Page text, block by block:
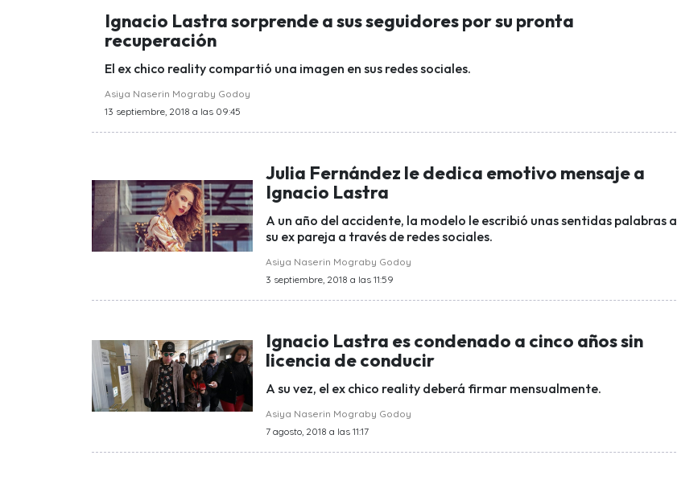
Ignacio Lastra sorprende a sus seguidores por su pronta
recuperación
El ex chico reality compartió una imagen en sus redes sociales.
Asiya Naserin Mograby Godoy
13 septiembre, 2018 a las 09:45
Julia Fernández le dedica emotivo mensaje a
Ignacio Lastra
A un año del accidente, la modelo le escribió unas sentidas palabras a
su ex pareja a través de redes sociales.
Asiya Naserin Mograby Godoy
3 septiembre, 2018 a las 11:59
Ignacio Lastra es condenado a cinco años sin
licencia de conducir
A su vez, el ex chico reality deberá firmar mensualmente.
Asiya Naserin Mograby Godoy
7 agosto, 2018 a las 11:17